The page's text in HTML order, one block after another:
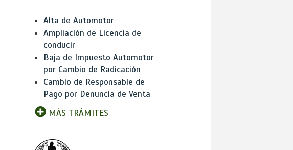
Alta de Automotor
Ampliación de Licencia de
conducir
Baja de Impuesto Automotor
por Cambio de Radicación
Cambio de Responsable de
Pago por Denuncia de Venta
MÁS TRÁMITES